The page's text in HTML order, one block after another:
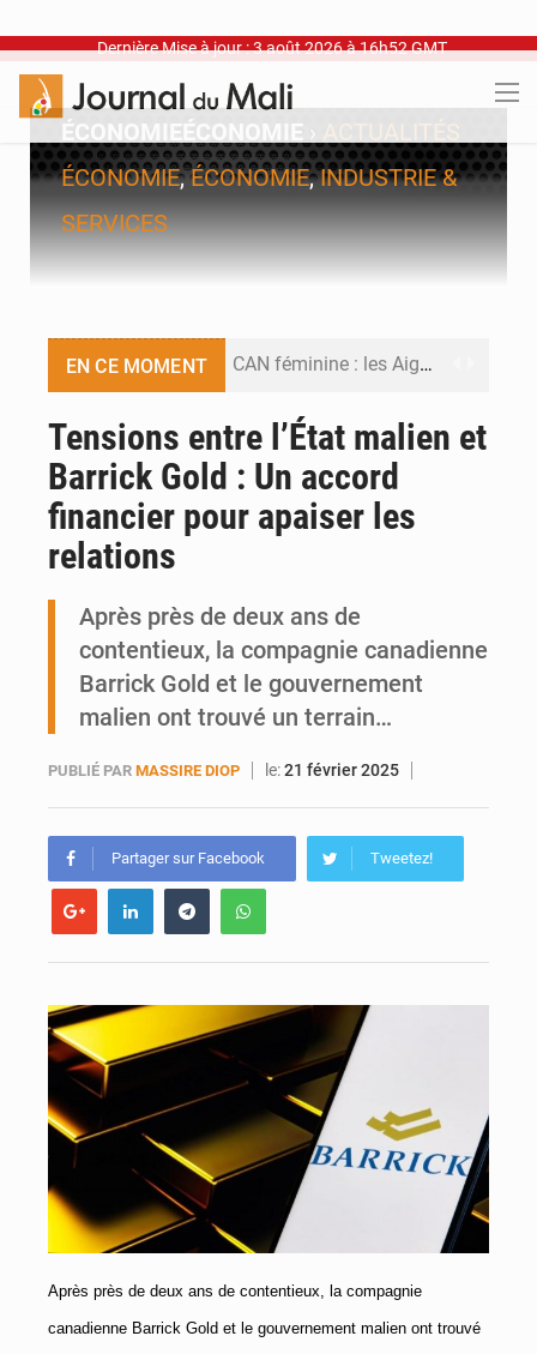
Dernière Mise à jour : 3 août 2026 à 16h52 GMT
ÉCONOMIEÉCONOMIE ›
ÉCONOMIE,ÉCONOMIE,INDUSTRIE &
SERVICES
EN CE MOMENT CAN féminine : les Aigles Dames se relancent
Tensions entre l’État malien et
Barrick Gold : Un accord
financier pour apaiser les
relations
Après près de deux ans de
contentieux, la compagnie canadienne
Barrick Gold et le gouvernement
malien ont trouvé un terrain…
PUBLIÉ PAR MASSIRE DIOP le:21 février 2025
Partager sur Facebook Tweetez!
Après près de deux ans de contentieux, la compagnie
canadienne Barrick Gold et le gouvernement malien ont trouvé